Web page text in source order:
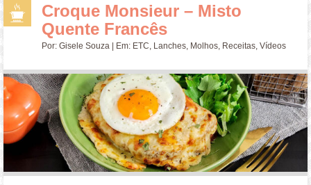
Croque Monsieur – Misto
Quente Francês
Por:Gisele Souza | Em: ETC, Lanches, Molhos, Receitas,Vídeos